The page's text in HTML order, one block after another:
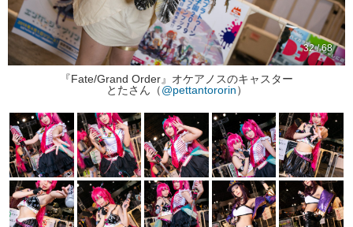
ニコニコQ
32 / 68
『Fate/Grand Order』オケアノスのキャスター
とたさん（@pettantororin）